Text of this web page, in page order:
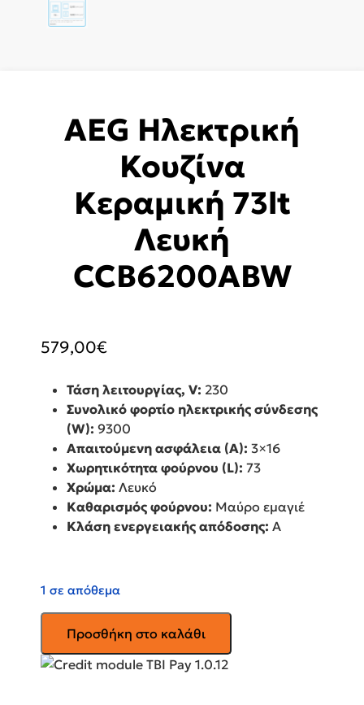
AEG Ηλεκτρική
Κουζίνα
Κεραμική 73lt
Λευκή
CCB6200ABW
579,00€
Τάση λειτουργίας, V: 230
Συνολικό φορτίο ηλεκτρικής σύνδεσης
(W): 9300
Απαιτούμενη ασφάλεια (A): 3×16
Χωρητικότητα φούρνου (L): 73
Χρώμα: Λευκό
Καθαρισμός φούρνου: Μαύρο εμαγιέ
Κλάση ενεργειακής απόδοσης: A
1 σε απόθεμα
AEG
Ηλεκτρική
Κουζίνα
Προσθήκη στο καλάθι